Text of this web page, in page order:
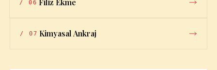
/ 06 Filiz Ekme
/ 07 Kimyasal Ankraj